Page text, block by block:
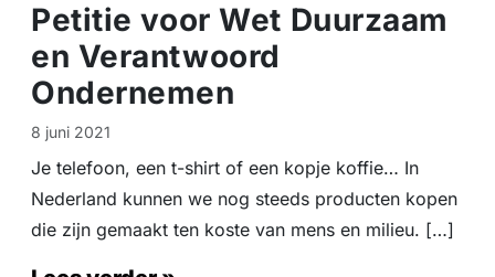
Petitie voor Wet Duurzaam
en Verantwoord
Ondernemen
8 juni 2021
Je telefoon, een t-shirt of een kopje koffie… In
Nederland kunnen we nog steeds producten kopen
die zijn gemaakt ten koste van mens en milieu. […]